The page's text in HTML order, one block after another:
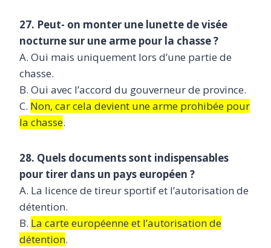
27. Peut- on monter une lunette de visée
nocturne sur une arme pour la chasse ?
A. Oui mais uniquement lors d’une partie de
chasse.
B. Oui avec l’accord du gouverneur de province.
C. Non, car cela devient une arme prohibée pour
la chasse.
28. Quels documents sont indispensables
pour tirer dans un pays européen ?
A. La licence de tireur sportif et l’autorisation de
détention.
B. La carte européenne et l’autorisation de
détention.